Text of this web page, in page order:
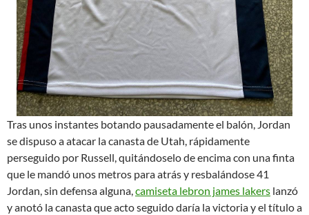
Tras unos instantes botando pausadamente el balón, Jordan
se dispuso a atacar la canasta de Utah, rápidamente
perseguido por Russell, quitándoselo de encima con una finta
que le mandó unos metros para atrás y resbalándose 41
Jordan, sin defensa alguna,camiseta lebron james lakers lanzó
y anotó la canasta que acto seguido daría la victoria y el título a